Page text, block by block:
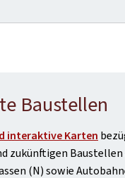
Baustellen
interaktive Karten
zukünftigen Baustellen
(N) sowie